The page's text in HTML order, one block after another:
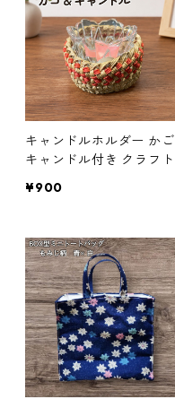
キャンドルホルダー かご
キャンドル付き クラフト
フト
¥900